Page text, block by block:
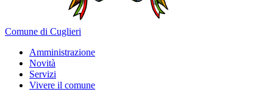
Comune di Cuglieri
Amministrazione
Novità
Servizi
Vivere il comune